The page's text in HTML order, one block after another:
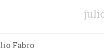
julio